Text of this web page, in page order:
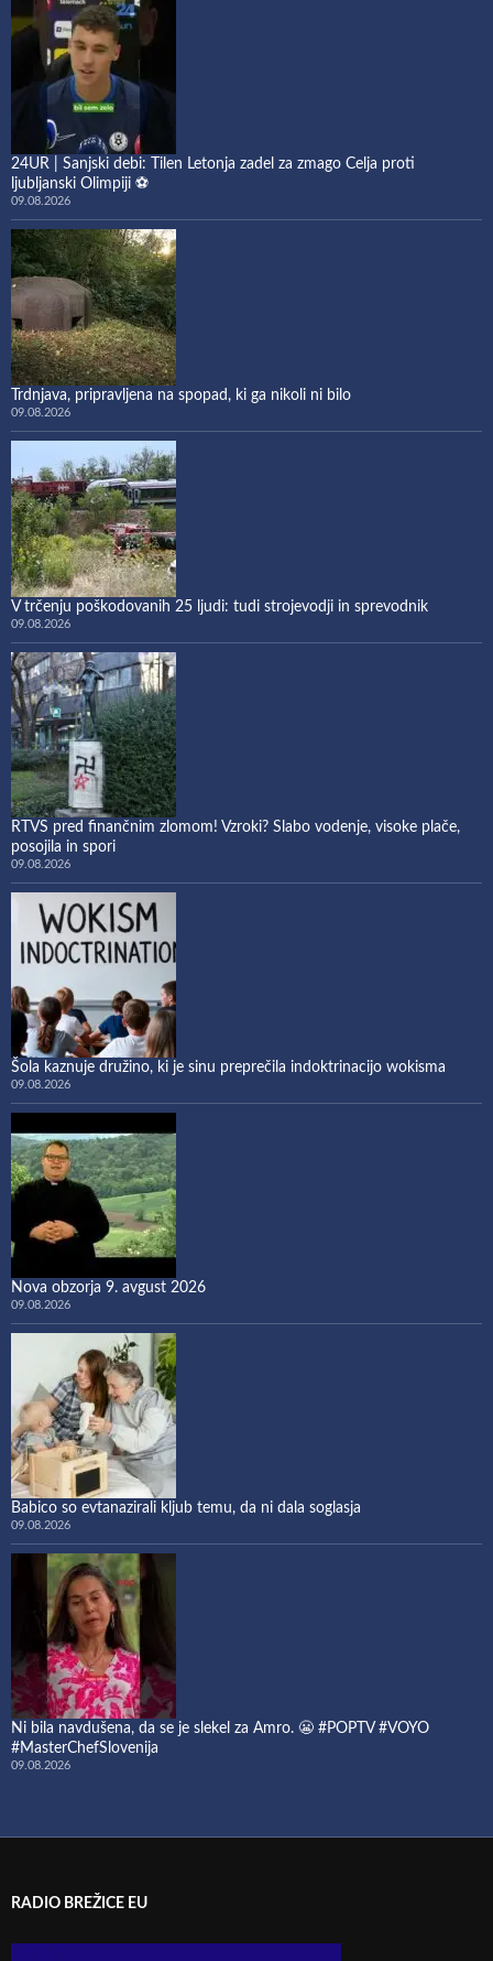
24UR | Sanjski debi: Tilen Letonja zadel za zmago Celja proti
ljubljanski Olimpiji ⚽
09.08.2026
Trdnjava, pripravljena na spopad, ki ga nikoli ni bilo
09.08.2026
V trčenju poškodovanih 25 ljudi: tudi strojevodji in sprevodnik
09.08.2026
RTVS pred finančnim zlomom! Vzroki? Slabo vodenje, visoke plače,
posojila in spori
09.08.2026
Šola kaznuje družino, ki je sinu preprečila indoktrinacijo wokisma
09.08.2026
Nova obzorja 9. avgust 2026
09.08.2026
Babico so evtanazirali kljub temu, da ni dala soglasja
09.08.2026
Ni bila navdušena, da se je slekel za Amro. 😬 #POPTV #VOYO
#MasterChefSlovenija
09.08.2026
RADIO BREŽICE EU